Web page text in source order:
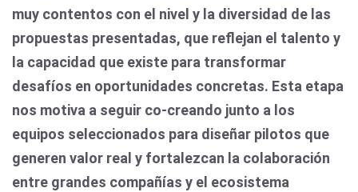
muy contentos con el nivel y la diversidad de las
propuestas presentadas, que reflejan el talento y
la capacidad que existe para transformar
desafíos en oportunidades concretas. Esta etapa
nos motiva a seguir co-creando junto a los
equipos seleccionados para diseñar pilotos que
generen valor real y fortalezcan la colaboración
entre grandes compañías y el ecosistema